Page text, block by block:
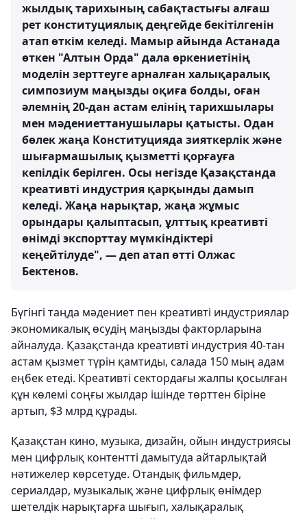
жылдық тарихының сабақтастығы алғаш
рет конституциялық деңгейде бекітілгенін
атап өткім келеді. Мамыр айында Астанада
өткен "Алтын Орда" дала өркениетінің
моделін зерттеуге арналған халықаралық
симпозиум маңызды оқиға болды, оған
әлемнің 20-дан астам елінің тарихшылары
мен мәдениеттанушылары қатысты. Одан
бөлек жаңа Конституцияда зияткерлік және
шығармашылық қызметті қорғауға
кепілдік берілген. Осы негізде Қазақстанда
креативті индустрия қарқынды дамып
келеді. Жаңа нарықтар, жаңа жұмыс
орындары қалыптасып, ұлттық креативті
өнімді экспорттау мүмкіндіктері
кеңейтілуде", — деп атап өтті Олжас
Бектенов.
Бүгінгі таңда мәдениет пен креативті индустриялар
экономикалық өсудің маңызды факторларына
айналуда. Қазақстанда креативті индустрия 40-тан
астам қызмет түрін қамтиды, салада 150 мың адам
еңбек етеді. Креативті сектордағы жалпы қосылған
құн көлемі соңғы жылдар ішінде төрттен біріне
артып, $3 млрд құрады.
Қазақстан кино, музыка, дизайн, ойын индустриясы
мен цифрлық контентті дамытуда айтарлықтай
нәтижелер көрсетуде. Отандық фильмдер,
сериалдар, музыкалық және цифрлық өнімдер
шетелдік нарықтарға шығып, халықаралық